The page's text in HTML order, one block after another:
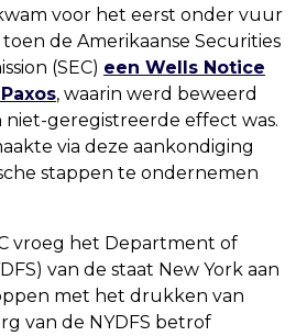
voor het eerst onder vuur
de Amerikaanse Securities
(SEC) een Wells Notice
, waarin werd beweerd
geregistreerde effect was.
via deze aankondiging
stappen te ondernemen
vroeg het Department of
van de staat New York aan
met het drukken van
van de NYDFS betrof